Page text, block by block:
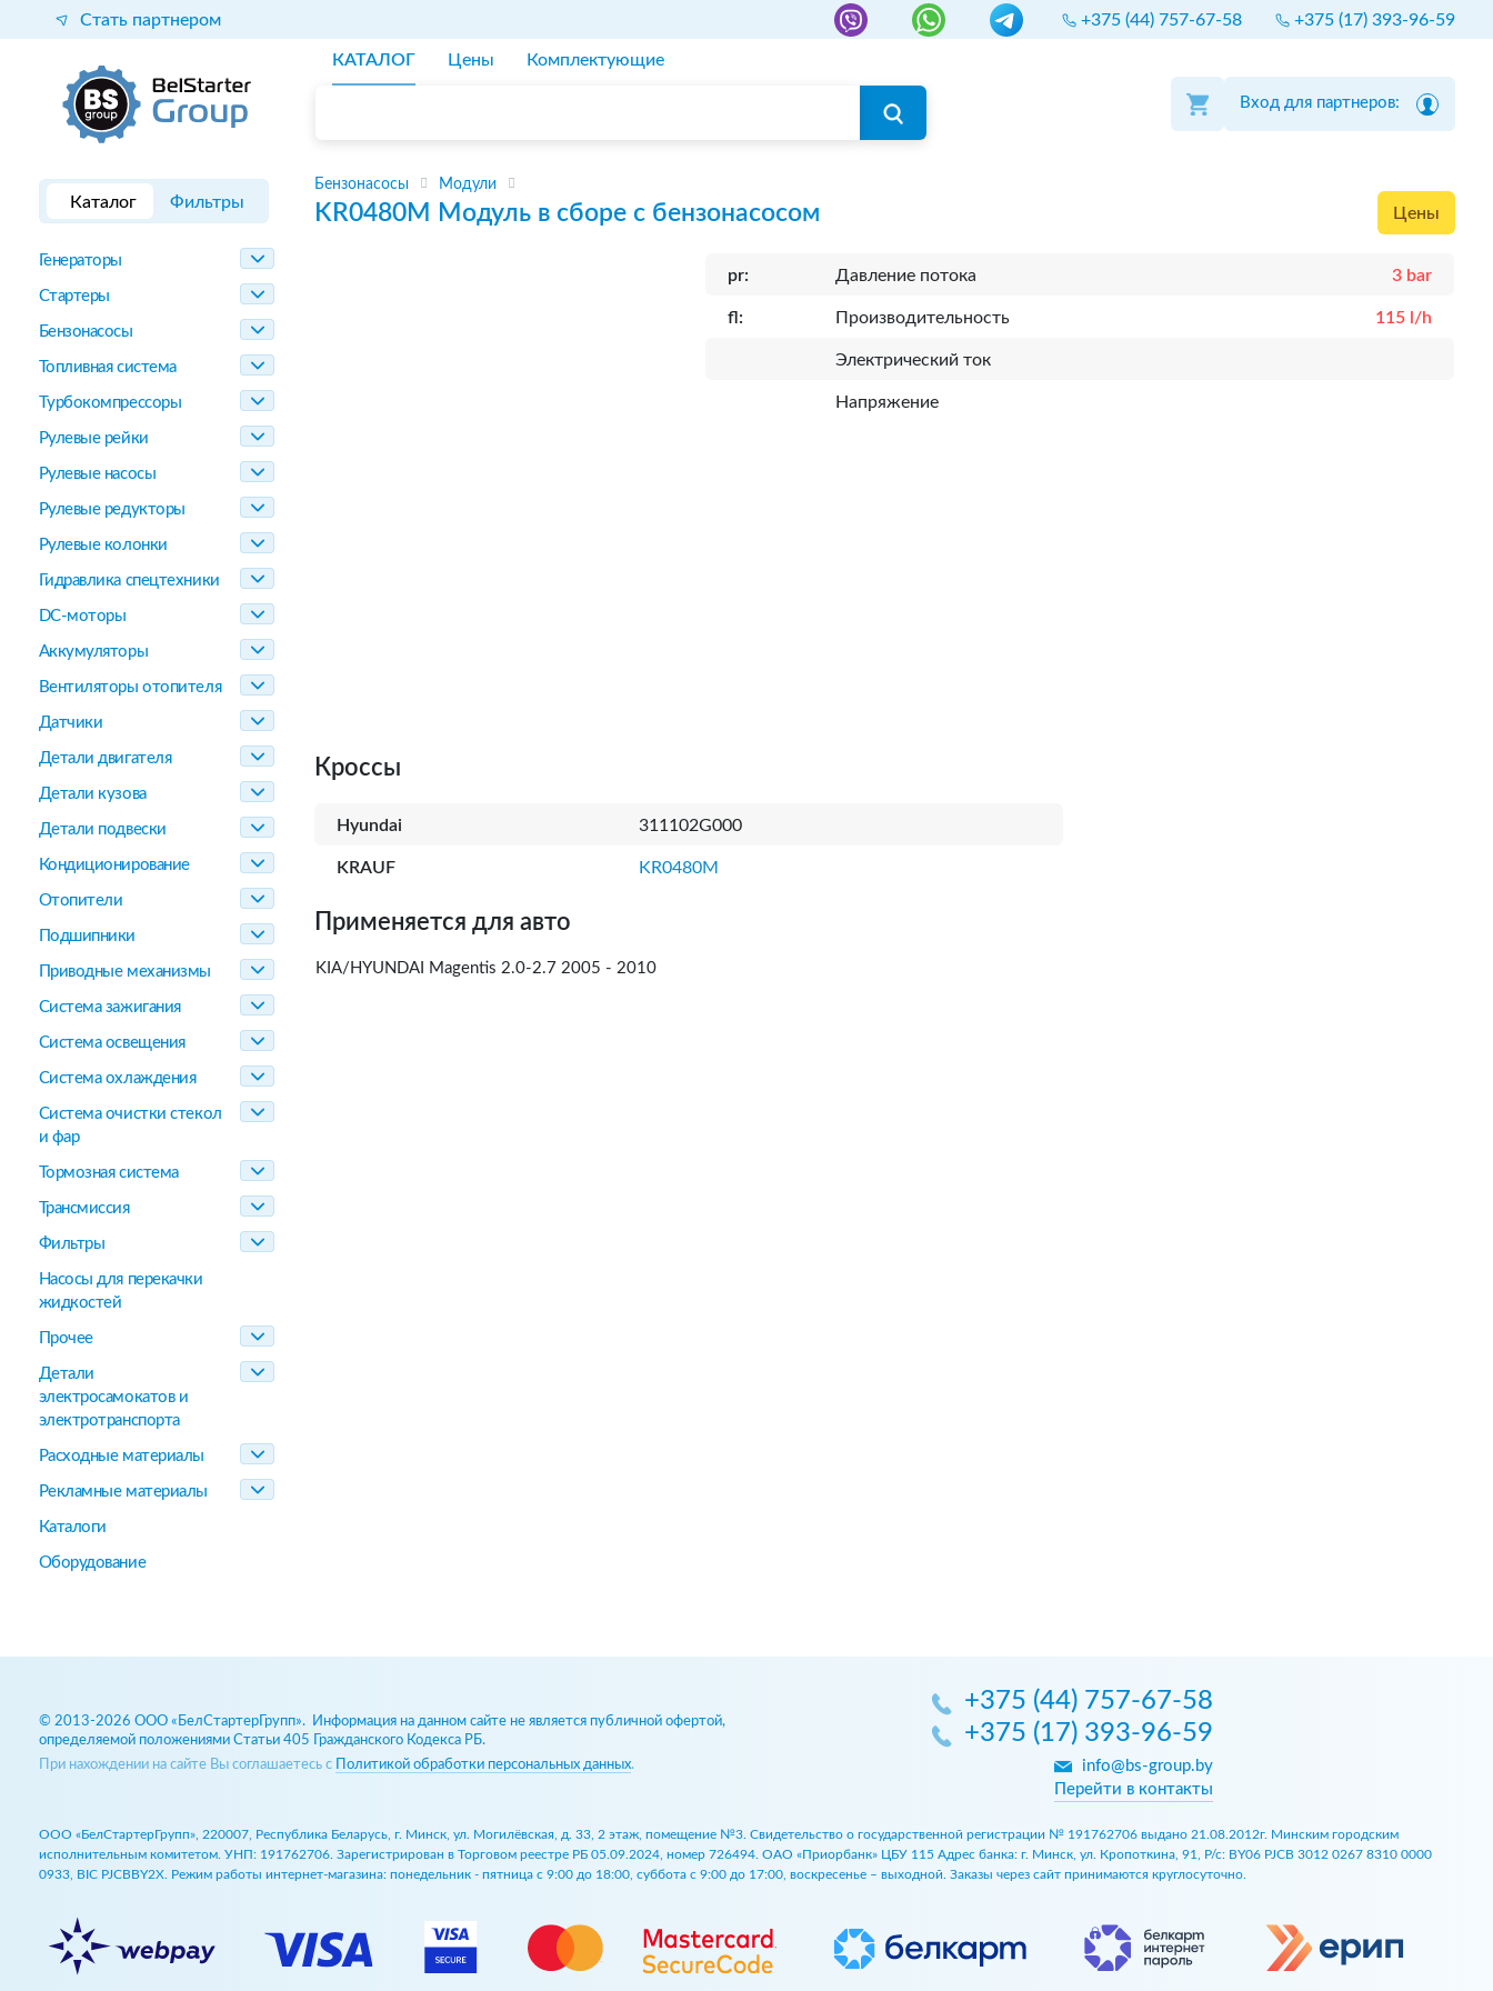
Стать партнером +375 (44) 757-67-58 +375 (17) 393-96-59
КАТАЛОГ Цены Комплектующие
Вход для партнеров:
Каталог Фильтры
Генераторы
Стартеры
Бензонасосы
Топливная система
Турбокомпрессоры
Рулевые рейки
Рулевые насосы
Рулевые редукторы
Рулевые колонки
Гидравлика спецтехники
DC-моторы
Аккумуляторы
Вентиляторы отопителя
Датчики
Детали двигателя
Детали кузова
Детали подвески
Кондиционирование
Отопители
Подшипники
Приводные механизмы
Система зажигания
Система освещения
Система охлаждения
Система очистки стекол
и фар
Тормозная система
Трансмиссия
Фильтры
Насосы для перекачки
жидкостей
Прочее
Детали
электросамокатов и
электротранспорта
Расходные материалы
Рекламные материалы
Каталоги
Оборудование
Бензонасосы Модули
KR0480M Модуль в сборе с бензонасосом Цены
pr: Давление потока 3 bar
fl: Производительность 115 l/h
Электрический ток
Напряжение
Кроссы
Hyundai 311102G000
KRAUF KR0480M
Применяется для авто
KIA/HYUNDAI Magentis 2.0-2.7 2005 - 2010
© 2013-2026 ООО «БелСтартерГрупп». Информация на данном сайте не является публичной офертой,
определяемой положениями Статьи 405 Гражданского Кодекса РБ.
При нахождении на сайте Вы соглашаетесь с
Политикой обработки персональных данных.
+375 (44) 757-67-58
+375 (17) 393-96-59
info@bs-group.by
Перейти в контакты
ООО «БелСтартерГрупп», 220007, Республика Беларусь, г. Минск, ул. Могилёвская, д. 33, 2 этаж, помещение №3. Свидетельство о государственной регистрации № 191762706 выдано 21.08.2012г. Минским городским
исполнительным комитетом. УНП: 191762706. Зарегистрирован в Торговом реестре РБ 05.09.2024, номер 726494. ОАО «Приорбанк» ЦБУ 115 Адрес банка: г. Минск, ул. Кропоткина, 91, Р/с: BY06 PJCB 3012 0267 8310 0000
0933, BIC PJCBBY2X. Режим работы интернет-магазина: понедельник - пятница с 9:00 до 18:00, суббота с 9:00 до 17:00, воскресенье – выходной. Заказы через сайт принимаются круглосуточно.